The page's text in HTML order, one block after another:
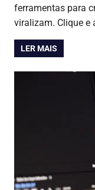
ferramentas para
viralizam. Clique e
LER MAIS